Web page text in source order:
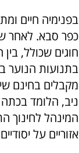
כפר סבא. לאחר
חוגים שכולל,
בתנועות הנוער
מקבלים בחינם
ניב, הלומד
המינהל לחינוך
אזוריים על